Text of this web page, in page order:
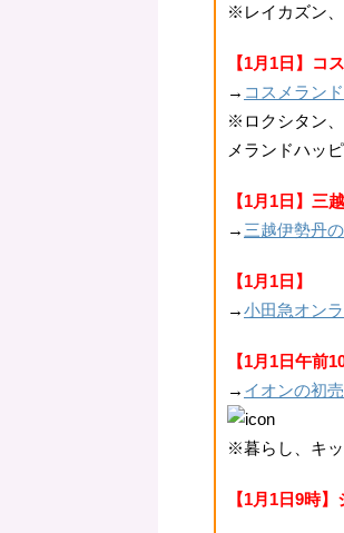
※レイカズン
【1月1日】コ
→ コスメランド
※ロクシタン
メランドハッ
【1月1日】三
→ 三越伊勢丹
【1月1日】
→小田急オン
【1月1日午前
→ イオンの初
※暮らし、キ
【1月1日9時